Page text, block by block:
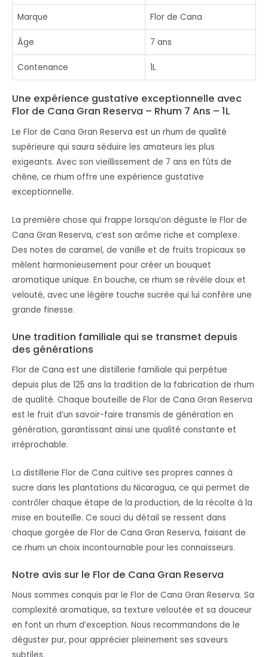
Marque Flor de Cana
Âge 7 ans
Contenance 1L
Une expérience gustative exceptionnelle avec
Flor de Cana Gran Reserva – Rhum 7 Ans – 1L
Le Flor de Cana Gran Reserva est un rhum de qualité
supérieure qui saura séduire les amateurs les plus
exigeants. Avec son vieillissement de 7 ans en fûts de
chêne, ce rhum offre une expérience gustative
exceptionnelle.
La première chose qui frappe lorsqu’on déguste le Flor de
Cana Gran Reserva, c’est son arôme riche et complexe.
Des notes de caramel, de vanille et de fruits tropicaux se
mêlent harmonieusement pour créer un bouquet
aromatique unique. En bouche, ce rhum se révèle doux et
velouté, avec une légère touche sucrée qui lui confère une
grande finesse.
Une tradition familiale qui se transmet depuis
des générations
Flor de Cana est une distillerie familiale qui perpétue
depuis plus de 125 ans la tradition de la fabrication de rhum
de qualité. Chaque bouteille de Flor de Cana Gran Reserva
est le fruit d’un savoir-faire transmis de génération en
génération, garantissant ainsi une qualité constante et
irréprochable.
La distillerie Flor de Cana cultive ses propres cannes à
sucre dans les plantations du Nicaragua, ce qui permet de
contrôler chaque étape de la production, de la récolte à la
mise en bouteille. Ce souci du détail se ressent dans
chaque gorgée de Flor de Cana Gran Reserva, faisant de
ce rhum un choix incontournable pour les connaisseurs.
Notre avis sur le Flor de Cana Gran Reserva
Nous sommes conquis par le Flor de Cana Gran Reserva. Sa
complexité aromatique, sa texture veloutée et sa douceur
en font un rhum d’exception. Nous recommandons de le
déguster pur, pour apprécier pleinement ses saveurs